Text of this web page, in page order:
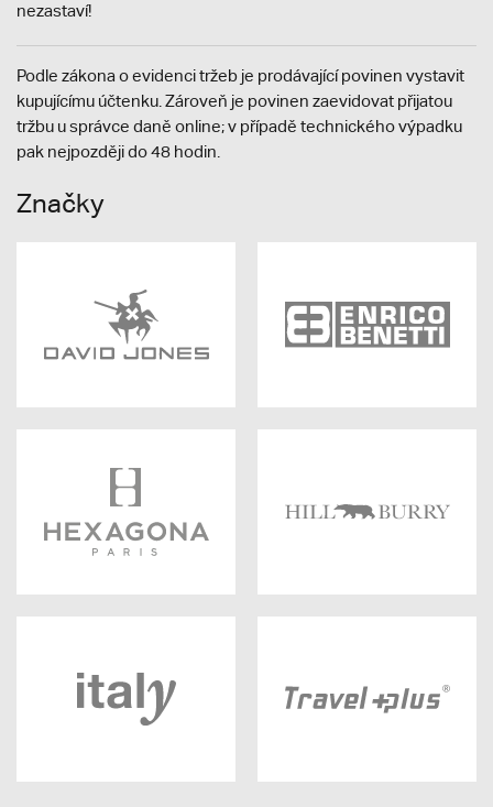
nezastaví!
Podle zákona o evidenci tržeb je prodávající povinen vystavit
kupujícímu účtenku. Zároveň je povinen zaevidovat přijatou
tržbu u správce daně online; v případě technického výpadku
pak nejpozději do 48 hodin.
Značky